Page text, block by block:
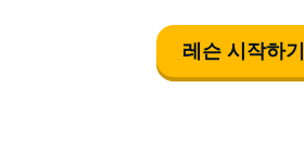
레슨 시작하기